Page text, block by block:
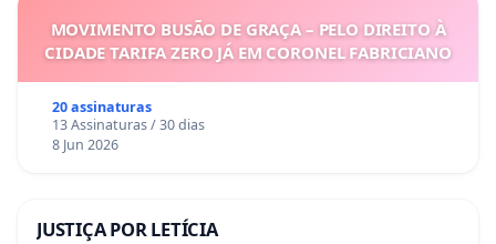
MOVIMENTO BUSÃO DE GRAÇA – PELO DIREITO À
CIDADE TARIFA ZERO JÁ EM CORONEL FABRICIANO
20 assinaturas
13 Assinaturas / 30 dias
8 Jun 2026
JUSTIÇA POR LETÍCIA